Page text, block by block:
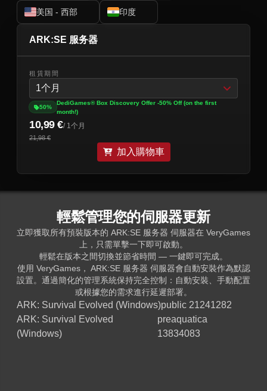
美国 - 西部 印度
ARK:SE 服务器
租賃期間
1个月
50%
DediGames® Box Discovery Offer -50% Off (on the first
month!)
10,99 €/ 1个月
21,98 €
加入購物車
輕鬆管理您的伺服器更新
立即獲取所有預裝版本的 ARK:SE 服务器 伺服器在 VeryGames
上，只需單擊一下即可啟動。
輕鬆在版本之間切換並節省時間 — 一鍵即可完成。
使用 VeryGames， ARK:SE 服务器 伺服器會自動安裝作為默認
設置。通過簡化的管理系統保持完全控制：自動安裝、手動配置
或根據您的需求進行延遲部署。
ARK: Survival Evolved (Windows)public 21241282
ARK: Survival Evolved
(Windows)
preaquatica
13834083